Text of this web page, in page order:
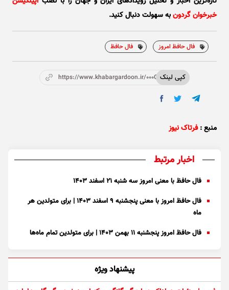
خبرخوان گردونبه سهولت دنبال کنید.
فال حافظ امروز فال حافظ
کپی لینکhttps://www.khabargardoon.ir/000Orh
منبع : فرتاک نیوز
اخبار مرتبط
فال حافظ با معنی امروز سه شنبه ۲۱ اسفند ۱۴۰۳
فال حافظ امروز با معنی پنجشنبه ۹ اسفند ۱۴۰۳ | برای متولدین هر
ماه
فال حافظ امروز پنجشنبه ۱۱ بهمن ۱۴۰۳ | برای متولدین تمام ماه‌ها
پیشنهاد ویژه